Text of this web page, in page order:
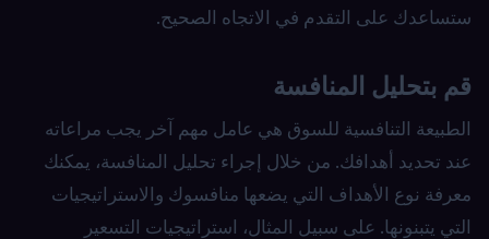
ستساعدك على التقدم في الاتجاه الصحيح.
قم بتحليل المنافسة
الطبيعة التنافسية للسوق هي عامل مهم آخر يجب مراعاته
عند تحديد أهدافك. من خلال إجراء تحليل المنافسة، يمكنك
معرفة نوع الأهداف التي يضعها منافسوك والاستراتيجيات
التي يتبنونها. على سبيل المثال، استراتيجيات التسعير